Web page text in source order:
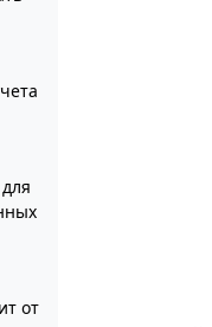
от